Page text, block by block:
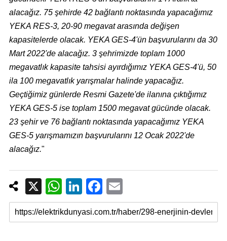
alacağız. 75 şehirde 42 bağlantı noktasında yapacağımız
YEKA RES-3, 20-90 megavat arasında değişen
kapasitelerde olacak. YEKA GES-4'ün başvurularını da 30
Mart 2022'de alacağız. 3 şehrimizde toplam 1000
megavatlık kapasite tahsisi ayırdığımız YEKA GES-4'ü, 50
ila 100 megavatlık yarışmalar halinde yapacağız.
Geçtiğimiz günlerde Resmi Gazete'de ilanına çıktığımız
YEKA GES-5 ise toplam 1500 megavat gücünde olacak.
23 şehir ve 76 bağlantı noktasında yapacağımız YEKA
GES-5 yarışmamızın başvurularını 12 Ocak 2022'de
alacağız."
X W
h
at
Li
n
k
F
a
c
E
m
ail